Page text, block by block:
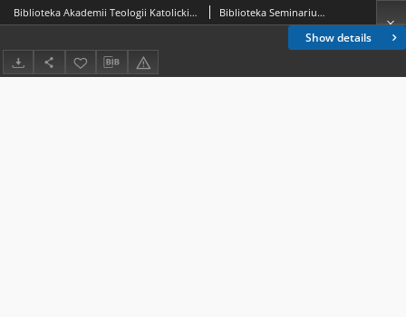
Show details
Biblioteka Akademii Teologii Katolickiej - Inwentarz Nr 24 Biblioteka Seminarium Filologii Biblijnej Uniwersytetu Warszawskiego; Biblioteka Akademii Teologii Katolickiej